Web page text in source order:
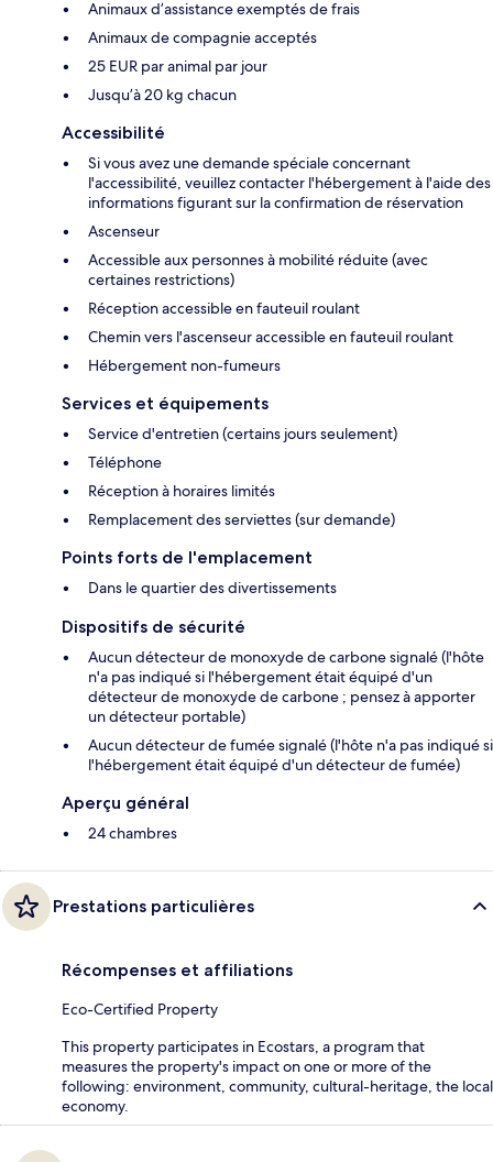
Animaux d’assistance exemptés de frais
Animaux de compagnie acceptés
25 EUR par animal par jour
Jusqu’à 20 kg chacun
Accessibilité
Si vous avez une demande spéciale concernant
l'accessibilité, veuillez contacter l'hébergement à l'aide des
informations figurant sur la confirmation de réservation
Ascenseur
Accessible aux personnes à mobilité réduite (avec
certaines restrictions)
Réception accessible en fauteuil roulant
Chemin vers l'ascenseur accessible en fauteuil roulant
Hébergement non-fumeurs
Services et équipements
Service d'entretien (certains jours seulement)
Téléphone
Réception à horaires limités
Remplacement des serviettes (sur demande)
Points forts de l'emplacement
Dans le quartier des divertissements
Dispositifs de sécurité
Aucun détecteur de monoxyde de carbone signalé (l'hôte
n'a pas indiqué si l'hébergement était équipé d'un
détecteur de monoxyde de carbone ; pensez à apporter
un détecteur portable)
Aucun détecteur de fumée signalé (l'hôte n'a pas indiqué si
l'hébergement était équipé d'un détecteur de fumée)
Aperçu général
24 chambres
Prestations particulières
Récompenses et affiliations
Eco-Certified Property
This property participates in Ecostars, a program that
measures the property's impact on one or more of the
following: environment, community, cultural-heritage, the local
economy.